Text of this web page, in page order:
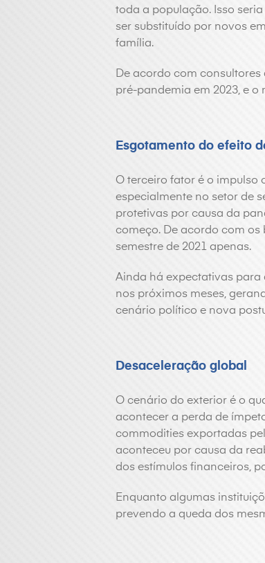
toda a população. Isso
ser substituído por novos
família.
De acordo com
pré-pandemia em 2023, e o
Esgotamento do efeito
O terceiro fator é o impulso
especialmente no setor de
protetivas por causa da
começo. De acordo com os
semestre de 2021 apenas.
Ainda há expectativas para
nos próximos meses,
cenário político e nova
Desaceleração global
O cenário do exterior é o
acontecer a perda de
commodities exportadas
aconteceu por causa da
dos estímulos financeiros,
Enquanto algumas
prevendo a queda dos